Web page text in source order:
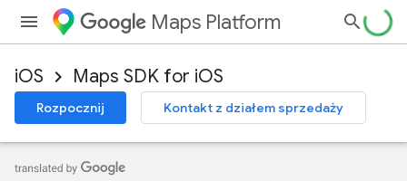
Maps Platform
iOS Maps SDK for iOS
Rozpocznij Kontakt z działem sprzedaży